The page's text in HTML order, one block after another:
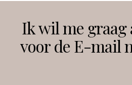
Instagram
Ik wil me graag
voor de E-mail